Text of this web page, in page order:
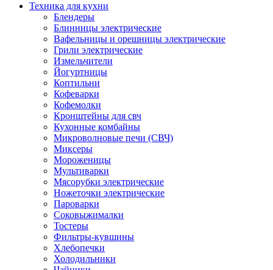
Техника для кухни
Блендеры
Блинницы электрические
Вафельницы и орешницы электрические
Грили электрические
Измельчители
Йогуртницы
Коптильни
Кофеварки
Кофемолки
Кронштейны для свч
Кухонные комбайны
Микроволновые печи (СВЧ)
Миксеры
Мороженицы
Мультиварки
Мясорубки электрические
Ножеточки электрические
Пароварки
Соковыжималки
Тостеры
Фильтры-кувшины
Хлебопечки
Холодильники